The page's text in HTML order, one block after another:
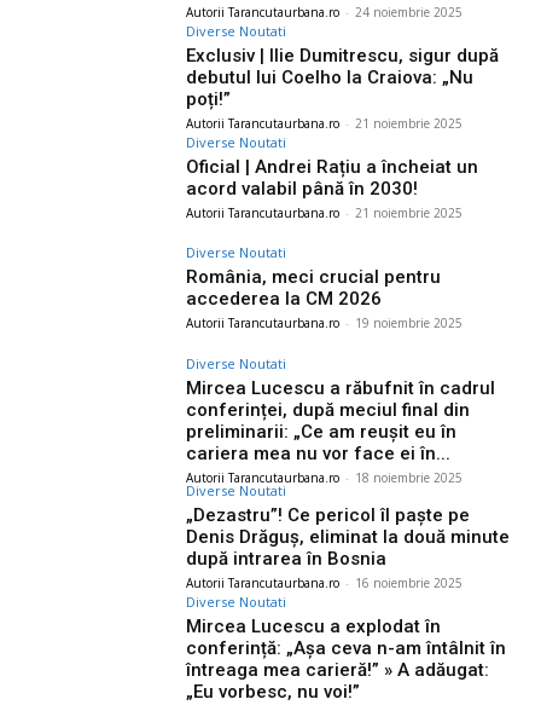
Autorii Tarancutaurbana.ro - 24 noiembrie 2025
Diverse Noutati
Exclusiv | Ilie Dumitrescu, sigur după
debutul lui Coelho la Craiova: „Nu
poți!”
Autorii Tarancutaurbana.ro - 21 noiembrie 2025
Diverse Noutati
Oficial | Andrei Rațiu a încheiat un
acord valabil până în 2030!
Autorii Tarancutaurbana.ro - 21 noiembrie 2025
Diverse Noutati
România, meci crucial pentru
accederea la CM 2026
Autorii Tarancutaurbana.ro - 19 noiembrie 2025
Diverse Noutati
Mircea Lucescu a răbufnit în cadrul
conferinței, după meciul final din
preliminarii: „Ce am reușit eu în
cariera mea nu vor face ei în...
Autorii Tarancutaurbana.ro - 18 noiembrie 2025
Diverse Noutati
„Dezastru”! Ce pericol îl paște pe
Denis Drăguș, eliminat la două minute
după intrarea în Bosnia
Autorii Tarancutaurbana.ro - 16 noiembrie 2025
Diverse Noutati
Mircea Lucescu a explodat în
conferință: „Așa ceva n-am întâlnit în
întreaga mea carieră!” » A adăugat:
„Eu vorbesc, nu voi!”